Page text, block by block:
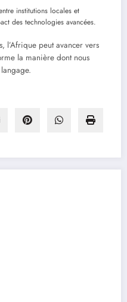
institutions locales et
des technologies avancées.
l’Afrique peut avancer vers
la manière dont nous